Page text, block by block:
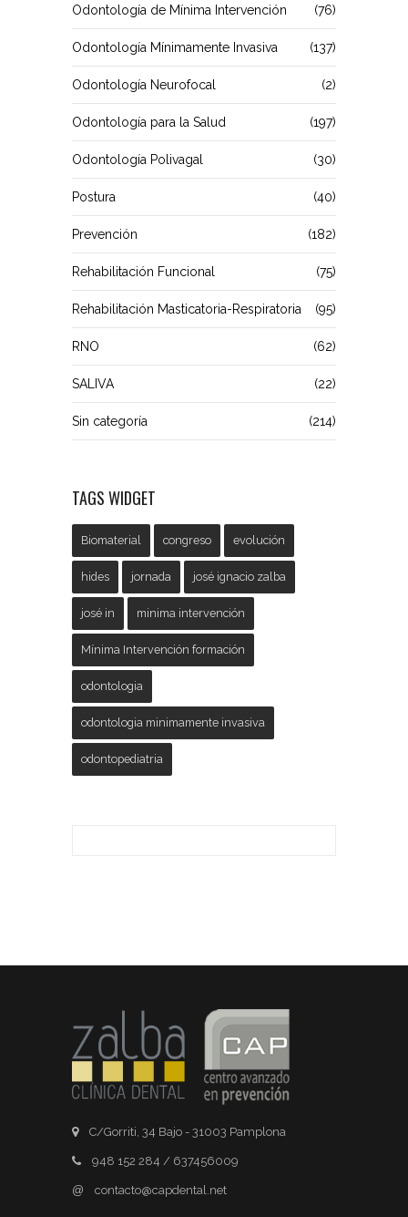
Odontología de Mínima Intervención (76)
Odontología Mínimamente Invasiva (137)
Odontología Neurofocal (2)
Odontología para la Salud (197)
Odontología Polivagal (30)
Postura (40)
Prevención (182)
Rehabilitación Funcional (75)
Rehabilitación Masticatoria-Respiratoria (95)
RNO (62)
SALIVA (22)
Sin categoría (214)
TAGS WIDGET
Biomaterial congreso evolución
hides jornada josé ignacio zalba
josé in minima intervención
Mínima Intervención formación
odontologia
odontologia minimamente invasiva
odontopediatria
C/Gorriti, 34 Bajo - 31003 Pamplona
948 152 284 / 637456009
@ contacto@capdental.net